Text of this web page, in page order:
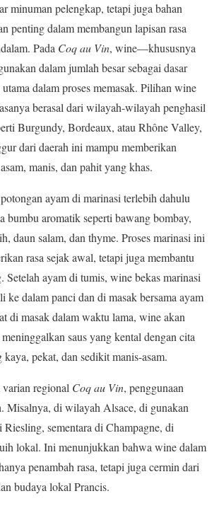
minuman pelengkap, tetapi juga bahan
penting dalam membangun lapisan rasa
Pada Coq au Vin, wine—khususnya
dalam jumlah besar sebagai dasar
dalam proses memasak. Pilihan wine
berasal dari wilayah-wilayah penghasil
Burgundy, Bordeaux, atau Rhône Valley,
dari daerah ini mampu memberikan
manis, dan pahit yang khas.
ayam di marinasi terlebih dahulu
bumbu aromatik seperti bawang bombay,
daun salam, dan thyme. Proses marinasi ini
rasa sejak awal, tetapi juga membantu
Setelah ayam di tumis, wine bekas marinasi
ke dalam panci dan di masak bersama ayam
di masak dalam waktu lama, wine akan
saus yang kental dengan cita
pekat, dan sedikit manis-asam.
regional Coq au Vin, penggunaan
Misalnya, di wilayah Alsace, di gunakan
sementara di Champagne, di
lokal. Ini menunjukkan bahwa wine dalam
penambah rasa, tetapi juga cermin dari
budaya lokal Prancis.